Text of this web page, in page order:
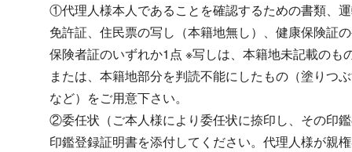
①代理人様本人であることを確認するための書類、
免許証、住民票の写し（本籍地無し）、健康保険証
保険者証のいずれか1点 ※写しは、本籍地未記載のも
または、本籍地部分を判読不能にしたもの（塗りつ
など）をご用意下さい。
②委任状（ご本人様により委任状に捺印し、その印
印鑑登録証明書を添付してください。代理人様が親